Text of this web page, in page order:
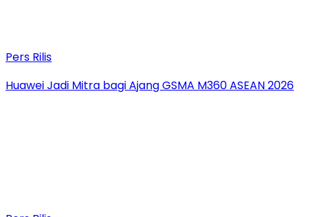
Pers Rilis
Huawei Jadi Mitra bagi Ajang GSMA M360 ASEAN 2026